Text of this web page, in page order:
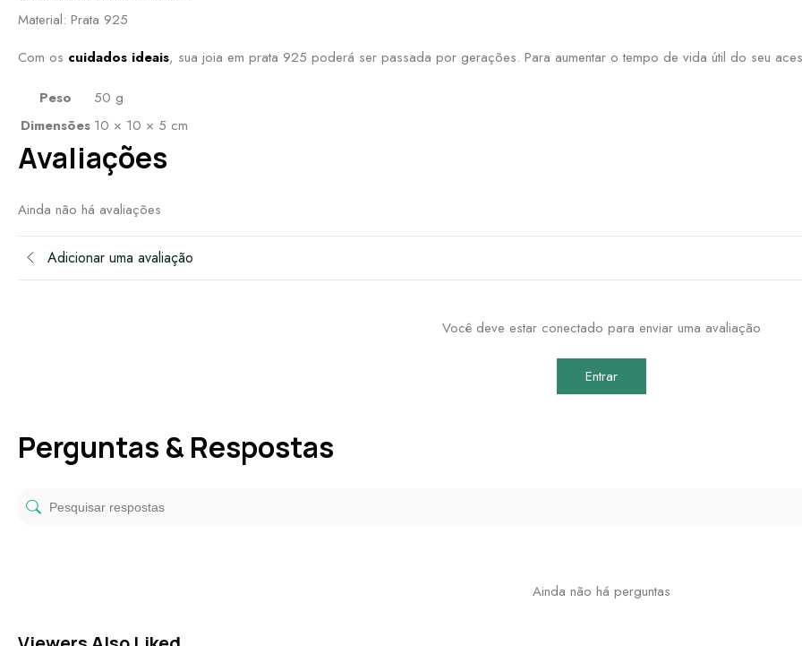
Material: Prata 925
Com os cuidados ideais, sua joia em prata 925 poderá ser passada por gerações. Para aumentar o tempo de vida útil do seu
Peso
50 g
Dimensões 10 × 10 × 5 cm
Avaliações
Ainda não há avaliações
Adicionar uma avaliação
Você deve estar conectado para enviar uma avaliação
Entrar
Perguntas & Respostas
Ainda não há perguntas